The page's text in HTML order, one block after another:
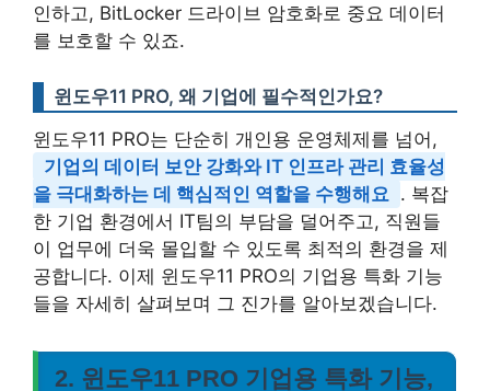
인하고, BitLocker 드라이브 암호화로 중요 데이터
를 보호할 수 있죠.
윈도우11 PRO, 왜 기업에 필수적인가요?
윈도우11 PRO는 단순히 개인용 운영체제를 넘어,
기업의 데이터 보안 강화와 IT 인프라 관리 효율성
을 극대화하는 데 핵심적인 역할을 수행해요 . 복잡
한 기업 환경에서 IT팀의 부담을 덜어주고, 직원들
이 업무에 더욱 몰입할 수 있도록 최적의 환경을 제
공합니다. 이제 윈도우11 PRO의 기업용 특화 기능
들을 자세히 살펴보며 그 진가를 알아보겠습니다.
2. 윈도우11 PRO 기업용 특화 기능,